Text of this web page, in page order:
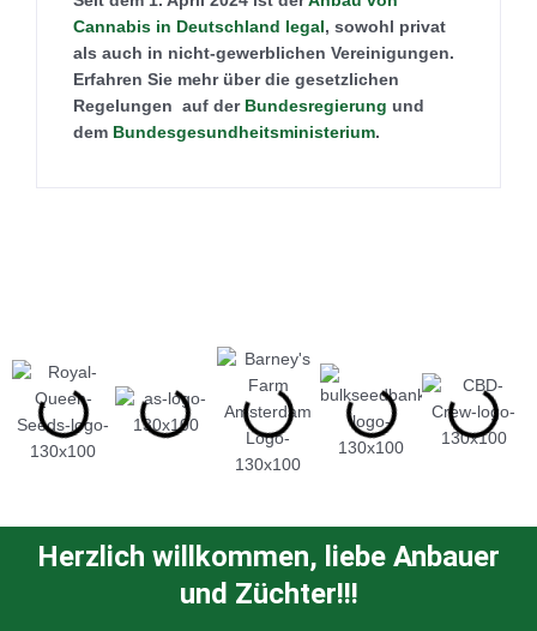
Cannabis in Deutschland legal , sowohl privat
als auch in nicht-gewerblichen Vereinigungen.
Erfahren Sie mehr über die gesetzlichen
Regelungen auf der Bundesregierung und
dem Bundesgesundheitsministerium.
Herzlich willkommen, liebe Anbauer
und Züchter!!!